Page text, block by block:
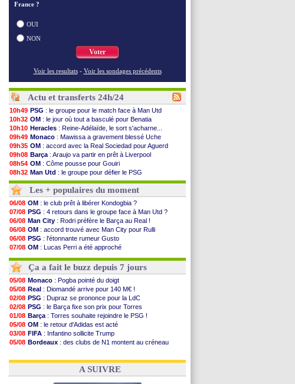
France ?
OUI
NON
Voter
Voir les resultats - Voir les sondages précédents
Actu et transferts 24h/24
10h49 PSG : le groupe pour le match face à Man Utd
10h32 OM : le jour où tout a basculé pour Benatia
10h10 Heracles : Reine-Adélaïde, le sort s'acharne...
09h49 Monaco : Mawissa a gravement blessé Uche
09h35 OM : accord avec la Real Sociedad pour Aguerd
09h08 Barça : Araujo va partir en prêt à Liverpool
08h54 OM : Côme pousse pour Gouiri
08h32 Man Utd : le groupe pour défier le PSG
07/08 L3: Caen premier leader
07/08
OM: Højbjerg, son agent maintient le suspense
07/08 OM: Gouiri évoque son avenir
07/08 Leipzig: le transfert d'Asllani tombe à l'eau
07/08 L3: 1ère utilisation du Football Video Support
07/08 OM : Benatia envoie une pique à Longoria
07/08 Villarreal: Al-Ahli veut Pape Gueye
07/08 Lyon : la dernière saison de Fonseca ?
07/08 OM : un nouveau prétendant pour Højbjerg
07/08 Brest: un gardien norvégien en approche ?
07/08
OM : McCourt a versé 120 M€ en 2026
07/08 PSG: 4 retours dans le groupe face à Man Utd ...
07/08 Nice : Kevin Carlos va partir en Italie
07/08 L1: prison avec sursis requis contre un arbitre
07/08 Leganés: c'est signé pour Luca Zidane (off.)
07/08 Atletico: Ruggeri en route pour Aston Villa
Voir les brèves précédentes
Les + populaires du moment
06/08 OM : le club prêt à libérer Kondogbia ?
07/08 PSG : 4 retours dans le groupe face à Man Utd ?
06/08 Man City : Rodri préfère le Barça au Real !
06/08 OM : accord trouvé avec Man City pour Rulli
06/08 PSG : l'étonnante rumeur Gusto
07/08 OM : Lucas Perri a été approché
06/08
Ouganda: Owori battu à mort à Kampala
Ça a fait le buzz depuis 7 jours
05/08 Monaco : Pogba pointé du doigt
05/08 Real : Diomandé arrive pour 140 M€ !
02/08 PSG : Dupraz se prononce pour la LdC
02/08 PSG : le Barça fixe son prix pour Torres
01/08 Barça : Torres souhaite rejoindre le PSG !
05/08 OM : le retour d'Adidas est acté
03/08 FIFA : Infantino sollicite Trump
05/08 Bordeaux : des clubs de N1 montent au créneau
03/08 Real: le démenti de Leipzig pour Diomandé
A SUIVRE